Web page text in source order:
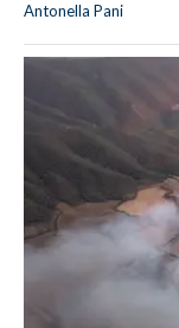
Antonella Pani